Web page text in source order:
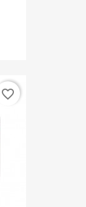
favorite_border